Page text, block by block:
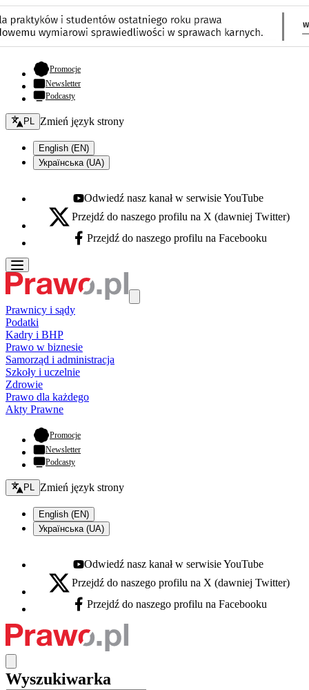
Promocje- otwiera się w nowej karcie
Newsletter
Podcasty
Zmień język - bieżący:
PL Zmień język strony
English (EN)
Українська (UA)
Youtube - otwiera się w nowej karcie
Odwiedź nasz kanał w serwisie YouTube
X - otwiera się w nowej karcie
Przejdź do naszego profilu na X (dawniej Twitter)
Facebook - otwiera się w nowej karcie
Przejdź do naszego profilu na Facebooku
Prawnicy i sądy
Podatki
Kadry i BHP
Prawo w biznesie
Samorząd i administracja
Szkoły i uczelnie
Zdrowie
Prawo dla każdego
Akty Prawne
Promocje- otwiera się w nowej karcie
Newsletter
Podcasty
Zmień język - bieżący:
PL Zmień język strony
English (EN)
Українська (UA)
Youtube - otwiera się w nowej karcie
Odwiedź nasz kanał w serwisie YouTube
X - otwiera się w nowej karcie
Przejdź do naszego profilu na X (dawniej Twitter)
Facebook - otwiera się w nowej karcie
Przejdź do naszego profilu na Facebooku
Wyszukiwarka